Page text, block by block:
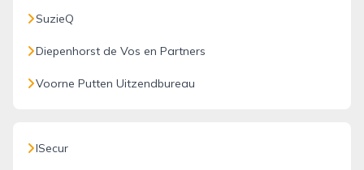
SuzieQ
Diepenhorst de Vos en Partners
Voorne Putten Uitzendbureau
ISecur